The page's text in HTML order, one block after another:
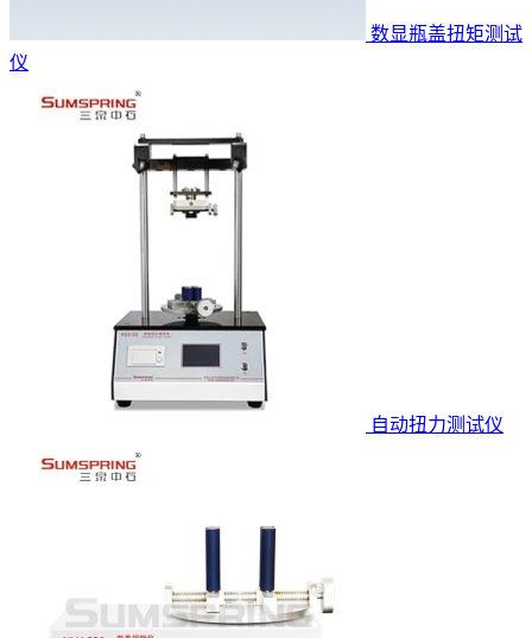
数显瓶盖扭矩测试
仪
自动扭力测试仪